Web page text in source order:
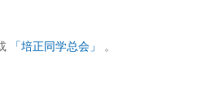
「培正同学总会」 。